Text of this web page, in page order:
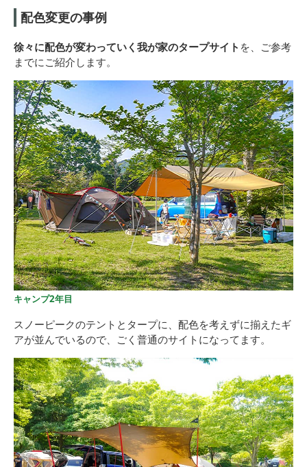
配色変更の事例
徐々に配色が変わっていく我が家のタープサイト を、ご参考
までにご紹介します。
キャンプ2年目
スノーピークのテントとタープに、配色を考えずに揃えたギ
アが並んでいるので、ごく普通のサイトになってます。